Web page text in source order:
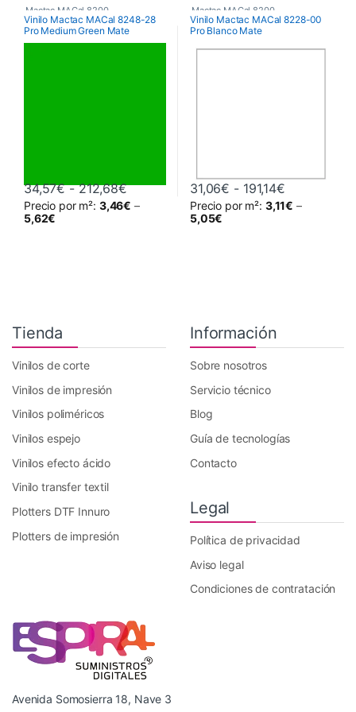
Mactac MACal 8200
Vinilo Mactac MACal 8248-28
Pro Medium Green Mate
34,57€ - 212,68€Rango de precios: desde 34,57€
Precio por m²: 3,46€ –
5,62€
Este producto tiene múltiples variantes. Las opciones se
Mactac MACal 8200
Vinilo Mactac MACal 8228-00
Pro Blanco Mate
31,06€ - 191,14€Rango de
Precio por m²: 3,11€ –
5,05€
Este producto tiene múltiples
Tienda
Vinilos de corte
Vinilos de impresión
Vinilos poliméricos
Vinilos espejo
Vinilos efecto ácido
Vinilo transfer textil
Plotters DTF Innuro
Plotters de impresión
Información
Sobre nosotros
Servicio técnico
Blog
Guía de tecnologías
Contacto
Legal
Política de privacidad
Aviso legal
Condiciones de contratación
Avenida Somosierra 18, Nave 3